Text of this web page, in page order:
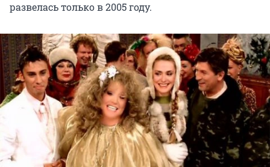
развелась только в 2005 году.